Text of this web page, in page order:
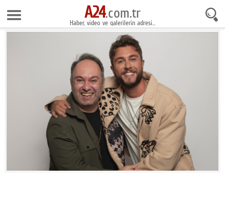
9 Ağustos 2026 9:59:05
Anasayfa
Video Galeri
Gündem
Ekonomi
Yaşam
Magazin
A24.com.tr
Haber, video ve galerilerin adresi...